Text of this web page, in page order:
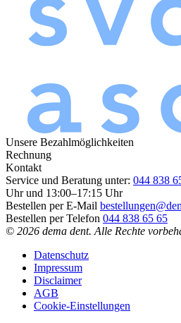
Unsere Bezahlmöglichkeiten
Rechnung
Kontakt
Service und Beratung unter: 044 838
Uhr und 13:00–17:15 Uhr
Bestellen per E-Mail
Bestellen per Telefon 044 838 65 65
© 2026 dema dent. Alle Rechte
Datenschutz
Impressum
Disclaimer
AGB
Cookie-Einstellungen